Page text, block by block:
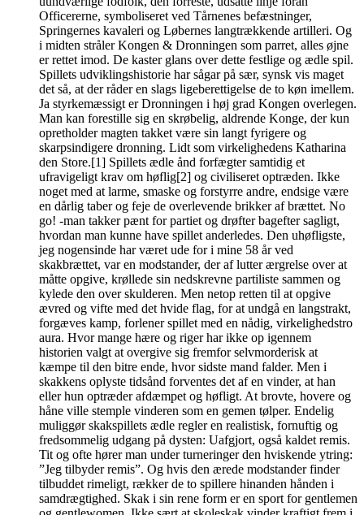
Officererne, symboliseret ved Tårnenes befæstninger,
Springernes kavaleri og Løbernes langtrækkende artilleri. Og
i midten stråler Kongen & Dronningen som parret, alles øjne
er rettet imod. De kaster glans over dette festlige og ædle spil.
Spillets udviklingshistorie har sågar på sær, synsk vis maget
det så, at der råder en slags ligeberettigelse de to køn imellem.
Ja styrkemæssigt er Dronningen i høj grad Kongen overlegen.
Man kan forestille sig en skrøbelig, aldrende Konge, der kun
opretholder magten takket være sin langt fyrigere og
skarpsindigere dronning. Lidt som virkelighedens Katharina
den Store.[1] Spillets ædle ånd forfægter samtidig et
ufravigeligt krav om høflig[2] og civiliseret optræden. Ikke
noget med at larme, smaske og forstyrre andre, endsige være
en dårlig taber og feje de overlevende brikker af brættet. No
go! -man takker pænt for partiet og drøfter bagefter sagligt,
hvordan man kunne have spillet anderledes. Den uhøfligste,
jeg nogensinde har været ude for i mine 58 år ved
skakbrættet, var en modstander, der af lutter ærgrelse over at
måtte opgive, krøllede sin nedskrevne partiliste sammen og
kylede den over skulderen. Men netop retten til at opgive
ævred og vifte med det hvide flag, for at undgå en langstrakt,
forgæves kamp, forlener spillet med en nådig, virkelighedstro
aura. Hvor mange hære og riger har ikke op igennem
historien valgt at overgive sig fremfor selvmorderisk at
kæmpe til den bitre ende, hvor sidste mand falder. Men i
skakkens oplyste tidsånd forventes det af en vinder, at han
eller hun optræder afdæmpet og høfligt. At brovte, hovere og
håne ville stemple vinderen som en gemen tølper. Endelig
muliggør skakspillets ædle regler en realistisk, fornuftig og
fredsommelig udgang på dysten: Uafgjort, også kaldet remis.
Tit og ofte hører man under turneringer den hviskende ytring:
”Jeg tilbyder remis”. Og hvis den ærede modstander finder
tilbuddet rimeligt, rækker de to spillere hinanden hånden i
samdrægtighed. Skak i sin rene form er en sport for gentlemen